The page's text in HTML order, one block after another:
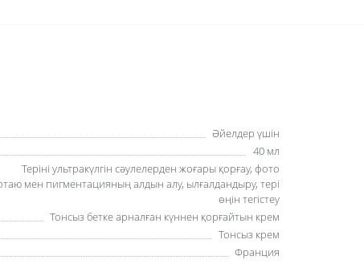
Әйелдер үшін
40 мл
Теріні ультракүлгін сәулелерден жоғары қорғау, фото
мен пигментацияның алдын алу, ылғалдандыру, тері
өңін тегістеу
Тонсыз бетке арналған күннен қорғайтын крем
Тонсыз крем
Франция